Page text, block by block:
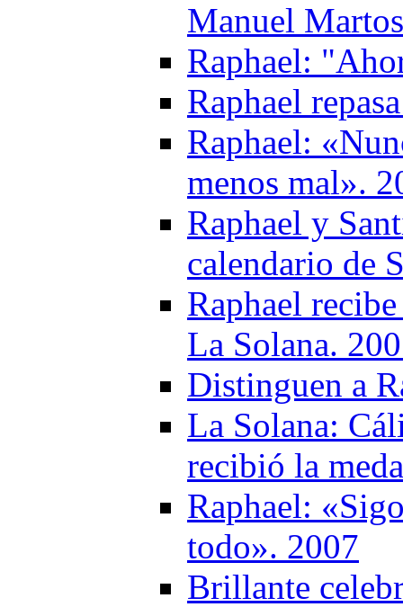
Manuel
Raphael:
Raphael
Raphael:
menos mal».
Raphael y
calendario de
Raphael
La Solana.
Distinguen a
La Solana:
recibió la
Raphael:
todo». 2007
Brillante